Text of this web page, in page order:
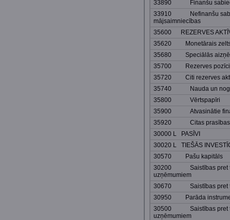
33890 Finanšu
33910 Nefinanšu
mājsaimniecības
35600 REZERVES
35620 Monetārais
35680 Speciālās
35700 Rezerves
35720 Citi rezerves
35740 Nauda un
35800 Vērtspapīri
35900 Atvasinātie
35920 Citas prasības
30000 L PASĪVI
30020 L TIEŠĀS
30570 Pašu kapitāls
30200 Saistības pret
uzņēmumiem
30670 Saistības pret
30950 Parāda
30500 Saistības pret
uzņēmumiem